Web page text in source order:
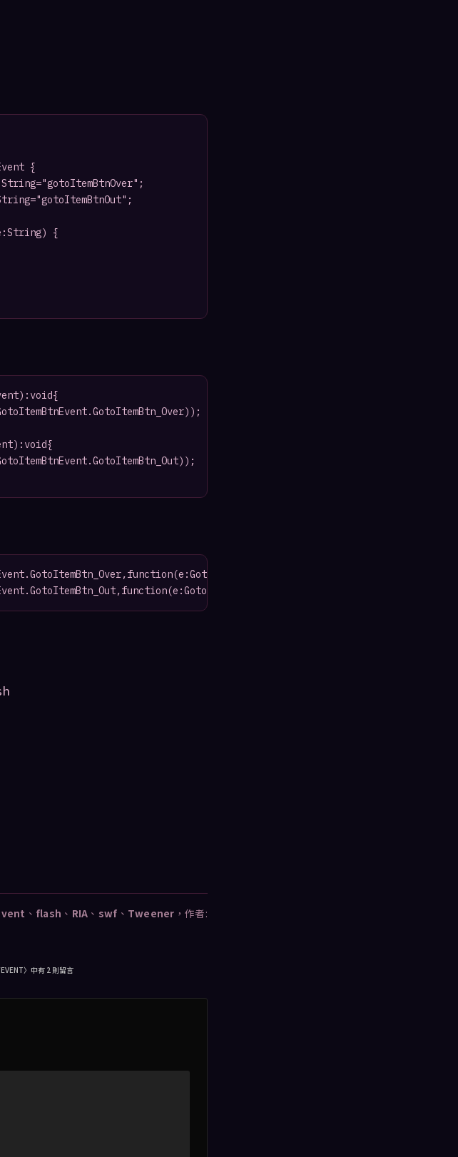
、 flash 、 RIA 、 swf 、 Tweener ，作者:
〉中有 2 則留言